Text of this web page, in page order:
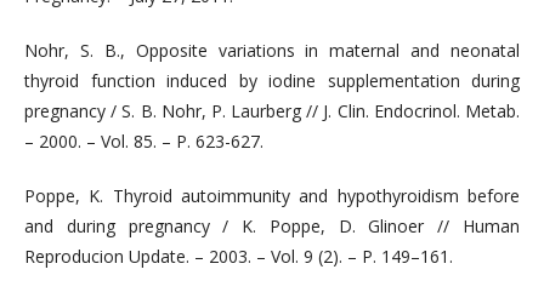
Nohr, S. B., Opposite variations in maternal and neonatal
thyroid function induced by iodine supplementation during
pregnancy / S. B. Nohr, Р. Laurberg // J. Clin. Endocrinol. Metab.
– 2000. – Vol. 85. – P. 623-627.
Poppe, K. Thyroid autoimmunity and hypothyroidism before
and during pregnancy / K. Poppe, D. Glinoer // Human
Reproducion Update. – 2003. – Vol. 9 (2). – P. 149–161.